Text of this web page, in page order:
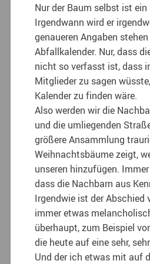
Nur der Baum selbst ist ein
Irgendwann wird er
genaueren Angaben
Abfallkalender. Nur, dass
nicht so verfasst ist, dass
Mitglieder zu sagen
Kalender zu finden wäre.
Also werden wir die
und die umliegenden
größere Ansammlung
Weihnachtsbäume zeigt,
unseren hinzufügen.
dass die Nachbarn aus
Irgendwie ist der Abschied
immer etwas
überhaupt, zum Beispiel
die heute auf eine sehr,
Und der ich etwas mit auf